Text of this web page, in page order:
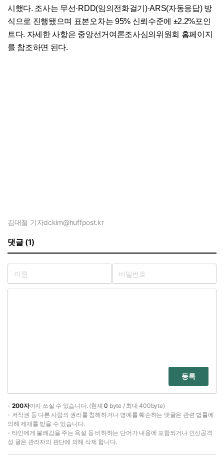
시했다. 조사는 무선·RDD(임의전화걸기)·ARS(자동응답) 방
식으로 진행됐으며 표본오차는 95% 신뢰수준에 ±2.2%포인
트다. 자세한 사항은 중앙선거여론조사심의위원회 홈페이지
를 참조하면 된다.
김대철 기자dckim@huffpost.kr
댓글 (1)
등록
- 200자까지 쓰실 수 있습니다. (현재0 byte / 최대 400byte)
- 저작권 등 다른 사람의 권리를 침해하거나 명예를 훼손하는 댓글은 관련 법률에
의해 제재를 받을 수 있습니다.
- 타인에게 불쾌감을 주는 욕설 등 비하하는 단어가 내용에 포함되거나 인신공격
성 글은 관리자의 판단에 의해 삭제 합니다.